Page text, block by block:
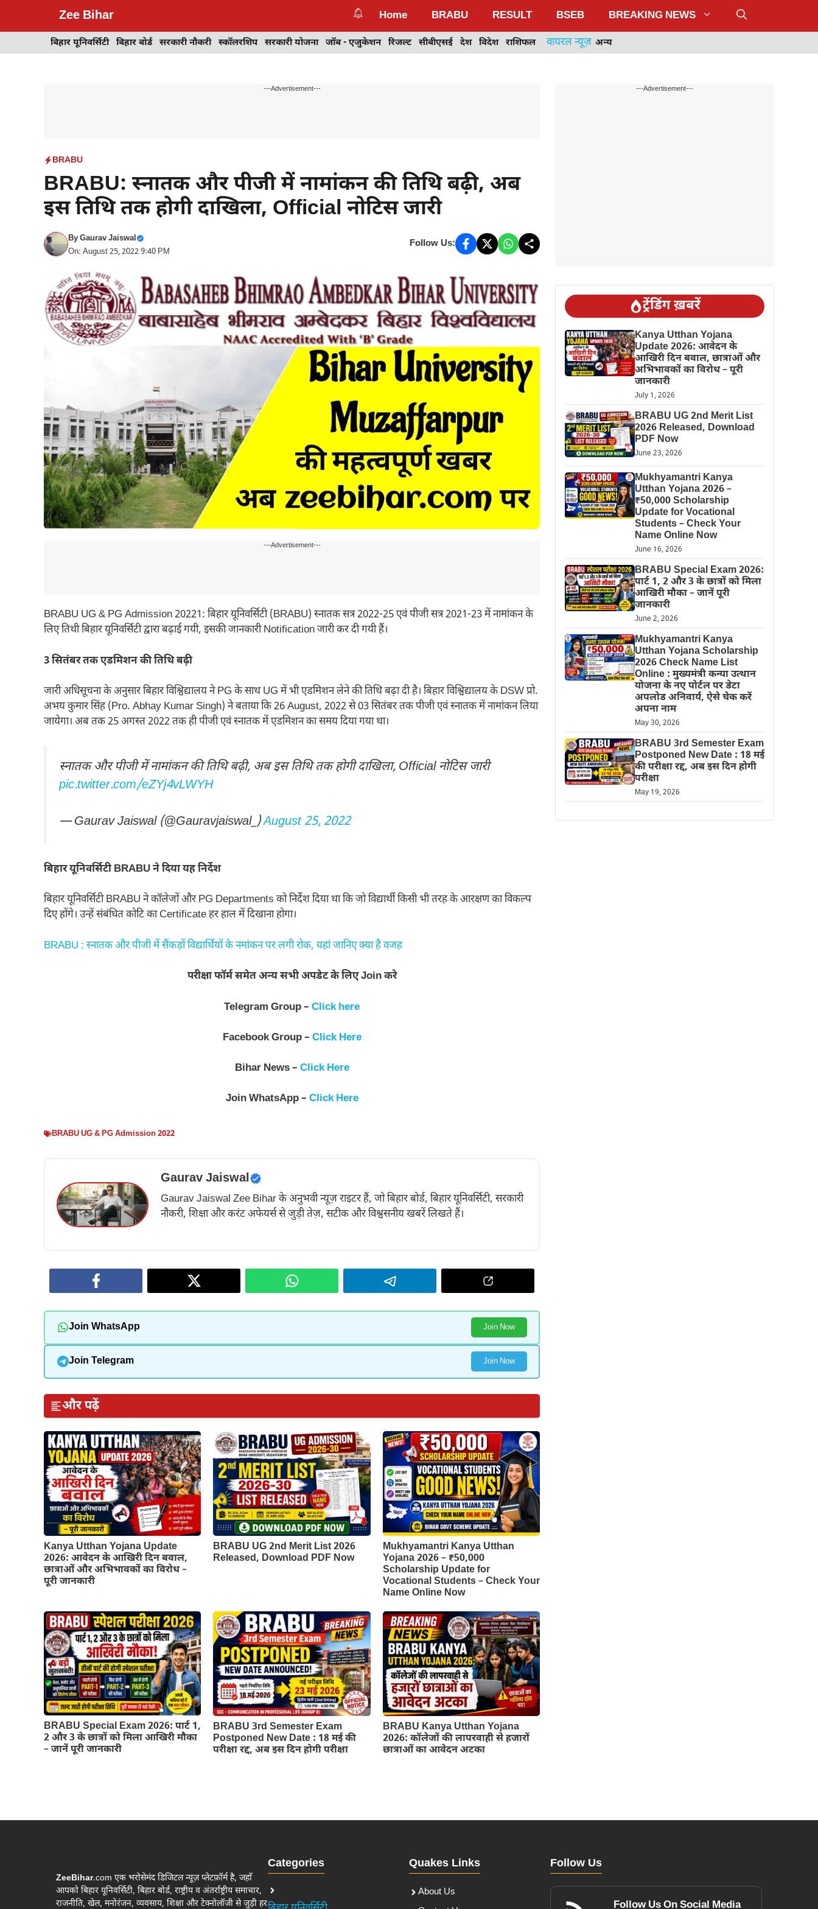
Zee Bihar Home BRABU RESULT BSEB BREAKING NEWS
बिहार यूनिवर्सिटी बिहार बोर्ड सरकारी नौकरी स्कॉलरशिप सरकारी योजना जॉब - एजुकेशन रिजल्ट सीबीएसई देश विदेश राशिफल वायरल न्यूज़ अन्य
---Advertisement---
BRABU
BRABU: स्नातक और पीजी में नामांकन की तिथि बढ़ी, अब
इस तिथि तक होगी दाखिला, Official नोटिस जारी
ByGaurav Jaiswal
On: August 25, 2022 9:40 PM
Follow Us:
---Advertisement---
BRABU UG & PG Admission 20221: बिहार यूनिवर्सिटी (BRABU) स्नातक सत्र 2022-25 एवं पीजी सत्र 2021-23 में नामांकन के
लिए तिथी बिहार यूनिवर्सिटी द्वारा बढ़ाई गयी, इसकी जानकारी Notification जारी कर दी गयी हैं।
3 सितंबर तक एडमिशन की तिथि बढ़ी
जारी अधिसूचना के अनुसार बिहार विश्विद्यालय ने PG के साथ UG में भी एडमिशन लेने की तिथि बढ़ा दी है। बिहार विश्विद्यालय के DSW प्रो.
अभय कुमार सिंह (Pro. Abhay Kumar Singh) ने बताया कि 26 August, 2022 से 03 सितंबर तक पीजी एवं स्नातक में नामांकन लिया
जायेगा। अब तक 25 अगस्त 2022 तक ही पीजी एवं स्नातक में एडमिशन का समय दिया गया था।
स्नातक और पीजी में नामांकन की तिथि बढ़ी, अब इस तिथि तक होगी दाखिला, Official नोटिस जारी
pic.twitter.com/eZYj4vLWYH
— Gaurav Jaiswal (@Gauravjaiswal_)August 25, 2022
बिहार यूनिवर्सिटी BRABU ने दिया यह निर्देश
बिहार यूनिवर्सिटी BRABU ने कॉलेजों और PG Departments को निर्देश दिया था कि जो विद्यार्थी किसी भी तरह के आरक्षण का विकल्प
दिए होंगे। उन्हें संबंधित कोटि का Certificate हर हाल में दिखाना होगा।
BRABU : स्नातक और पीजी में सैंकड़ों विद्यार्थियों के नमांकन पर लगी रोक, यहां जानिए क्या है वजह
परीक्षा फॉर्म समेत अन्य सभी अपडेट के लिए Join करे
Telegram Group – Click here
Facebook Group – Click Here
Bihar News – Click Here
Join WhatsApp – Click Here
BRABU UG & PG Admission 2022
Gaurav Jaiswal
Gaurav Jaiswal Zee Bihar के अनुभवी न्यूज़ राइटर हैं, जो बिहार बोर्ड, बिहार यूनिवर्सिटी, सरकारी
नौकरी, शिक्षा और करंट अफेयर्स से जुड़ी तेज़, सटीक और विश्वसनीय खबरें लिखते हैं।
Join WhatsApp Join Now
Join Telegram Join Now
और पढ़ें
Kanya Utthan Yojana Update
2026: आवेदन के आखिरी दिन बवाल,
छात्राओं और अभिभावकों का विरोध –
पूरी जानकारी
BRABU UG 2nd Merit List 2026
Released, Download PDF Now
Mukhyamantri Kanya Utthan
Yojana 2026 – ₹50,000
Scholarship Update for
Vocational Students – Check Your
Name Online Now
BRABU Special Exam 2026: पार्ट 1,
2 और 3 के छात्रों को मिला आखिरी मौका
– जानें पूरी जानकारी
BRABU 3rd Semester Exam
Postponed New Date : 18 मई की
परीक्षा रद्द, अब इस दिन होगी परीक्षा
BRABU Kanya Utthan Yojana
2026: कॉलेजों की लापरवाही से हजारों
छात्राओं का आवेदन अटका
---Advertisement---
ट्रेंडिंग ख़बरें
Kanya Utthan Yojana
Update 2026: आवेदन के
आखिरी दिन बवाल, छात्राओं और
अभिभावकों का विरोध – पूरी
जानकारी
July 1, 2026
BRABU UG 2nd Merit List
2026 Released, Download
PDF Now
June 23, 2026
Mukhyamantri Kanya
Utthan Yojana 2026 –
₹50,000 Scholarship
Update for Vocational
Students – Check Your
Name Online Now
June 16, 2026
BRABU Special Exam 2026:
पार्ट 1, 2 और 3 के छात्रों को मिला
आखिरी मौका – जानें पूरी
जानकारी
June 2, 2026
Mukhyamantri Kanya
Utthan Yojana Scholarship
2026 Check Name List
Online : मुख्यमंत्री कन्या उत्थान
योजना के नए पोर्टल पर डेटा
अपलोड अनिवार्य, ऐसे चेक करें
अपना नाम
May 30, 2026
BRABU 3rd Semester Exam
Postponed New Date : 18 मई
की परीक्षा रद्द, अब इस दिन होगी
परीक्षा
May 19, 2026
ZeeBihar.com एक भरोसेमंद डिजिटल न्यूज़ प्लेटफ़ॉर्म है, जहाँ
आपको बिहार यूनिवर्सिटी, बिहार बोर्ड, राष्ट्रीय व अंतर्राष्ट्रीय समाचार,
राजनीति, खेल, मनोरंजन, व्यवसाय, शिक्षा और टेक्नोलॉजी से जुड़ी हर
Categories Quakes Links
About Us
Follow Us
Follow Us On Social Media